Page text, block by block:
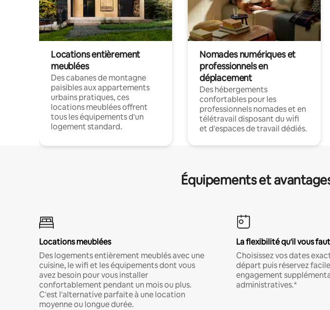
Locations entièrement
meublées
Des cabanes de montagne
paisibles aux appartements
urbains pratiques, ces
locations meublées offrent
tous les équipements d'un
logement standard.
Nomades numériques et
professionnels en
déplacement
Des hébergements
confortables pour les
professionnels nomades et en
télétravail disposant du wifi
et d'espaces de travail dédiés.
Équipements et
Locations meublées
Des logements entièrement meublés avec une
cuisine, le wifi et les équipements dont vous
avez besoin pour vous installer
confortablement pendant un mois ou plus.
C'est l'alternative parfaite à une location
moyenne ou longue durée.
La flexibilité qu'il vous faut
Choisissez vos dates
départ puis réservez
engagement
administratives.*